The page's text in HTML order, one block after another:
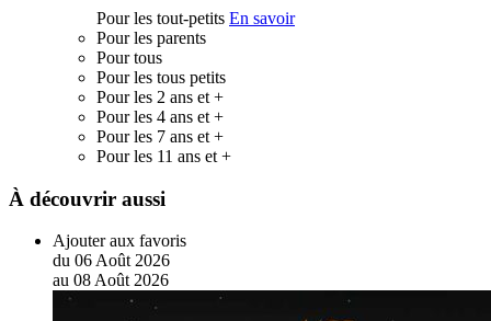
Pour les tout-petits En savoir
Pour les parents
Pour tous
Pour les tous petits
Pour les 2 ans et +
Pour les 4 ans et +
Pour les 7 ans et +
Pour les 11 ans et +
À découvrir aussi
Ajouter aux favoris
du 06 Août 2026
au 08 Août 2026